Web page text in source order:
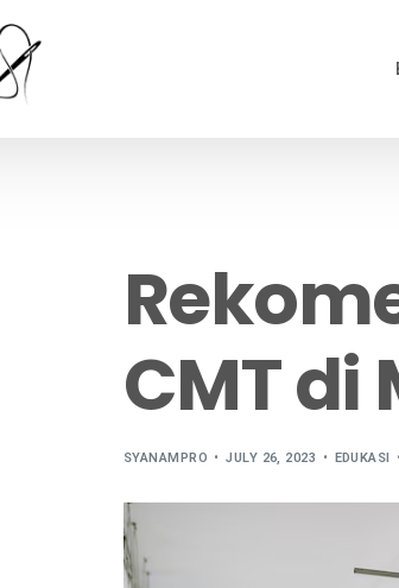
CMT di
SYANAMPRO JULY 26, 2023 EDUKASI